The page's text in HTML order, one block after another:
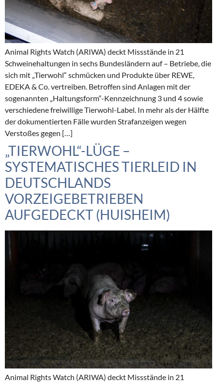
Animal Rights Watch (ARIWA) deckt Missstände in 21
Schweinehaltungen in sechs Bundesländern auf – Betriebe, die
sich mit „Tierwohl“ schmücken und Produkte über REWE,
EDEKA & Co. vertreiben. Betroffen sind Anlagen mit der
sogenannten „Haltungsform“-Kennzeichnung 3 und 4 sowie
verschiedene freiwillige Tierwohl-Label. In mehr als der Hälfte
der dokumentierten Fälle wurden Strafanzeigen wegen
Verstoßes gegen […]
„TIERWOHL“-LÜGE –
SYSTEMATISCHES TIERLEID IN
DEUTSCHLANDS
VORZEIGEBETRIEBEN
AUFGEDECKT (HUISHEIM)
Animal Rights Watch (ARIWA) deckt Missstände in 21